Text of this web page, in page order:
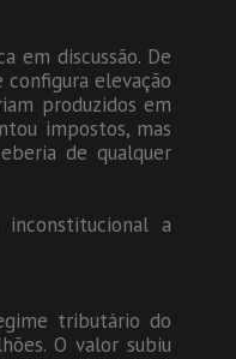
em discussão. De
configura elevação
produzidos em
impostos, mas
de qualquer
a
tributário do
O valor subiu